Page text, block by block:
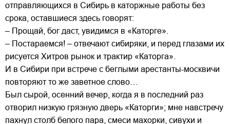
отправляющихся в Сибирь в каторжные работы без
срока, оставшиеся здесь говорят:
– Прощай, бог даст, увидимся в «Каторге».
– Постараемся! – отвечают сибиряки, и перед глазами их
рисуется Хитров рынок и трактир «Каторга».
И в Сибири при встрече с беглыми арестанты-москвичи
повторяют то же заветное слово…
Был сырой, осенний вечер, когда я в последний раз
отворил низкую грязную дверь «Каторги»; мне навстречу
пахнул столб белого пара, смеси махорки, сивухи и